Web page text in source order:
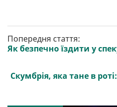
Попередня стаття:
Як безпечно їздити у
Скумбрія, яка тане в